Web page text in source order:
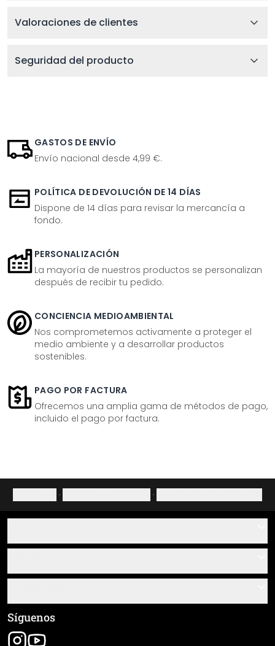
Valoraciones de clientes
Seguridad del producto
GASTOS DE ENVÍO
Envío nacional desde 4,99 €.
POLÍTICA DE DEVOLUCIÓN DE 14 DÍAS
Dispone de 14 días para revisar la mercancía a
fondo.
PERSONALIZACIÓN
La mayoría de nuestros productos se personalizan
después de recibir tu pedido.
CONCIENCIA MEDIOAMBIENTAL
Nos comprometemos activamente a proteger el
medio ambiente y a desarrollar productos
sostenibles.
PAGO POR FACTURA
Ofrecemos una amplia gama de métodos de pago,
incluido el pago por factura.
· ·
Sobre nosotros
Resumen de materiales
Seguimiento de envío
Términos y condiciones generales (CGC)
Aviso legal
Síguenos